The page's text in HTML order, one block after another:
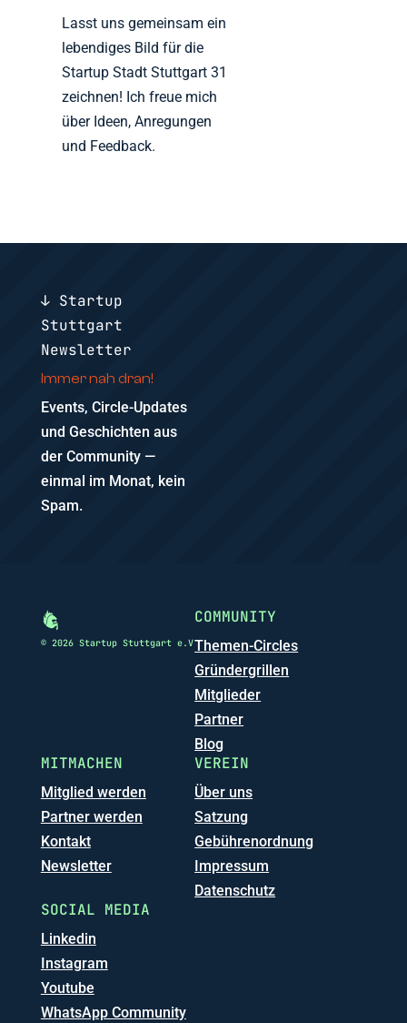
Lasst uns gemeinsam ein
lebendiges Bild für die
Startup Stadt Stuttgart 31
zeichnen! Ich freue mich
über Ideen, Anregungen
und Feedback.
↓ Startup
Stuttgart
Newsletter
Immer nah dran!
Events, Circle-Updates
und Geschichten aus
der Community —
einmal im Monat, kein
Spam.
© 2026 Startup Stuttgart e.V
COMMUNITY
Themen-Circles
Gründergrillen
Mitglieder
Partner
Blog
MITMACHEN
Mitglied werden
Partner werden
Kontakt
Newsletter
VEREIN
Über uns
Satzung
Gebührenordnung
Impressum
Datenschutz
SOCIAL MEDIA
Linkedin
Instagram
Youtube
WhatsApp Community